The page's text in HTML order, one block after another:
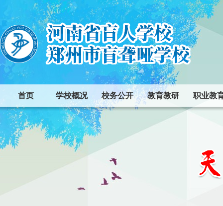
首页 学校概况 校务公开 教育教研 职业教